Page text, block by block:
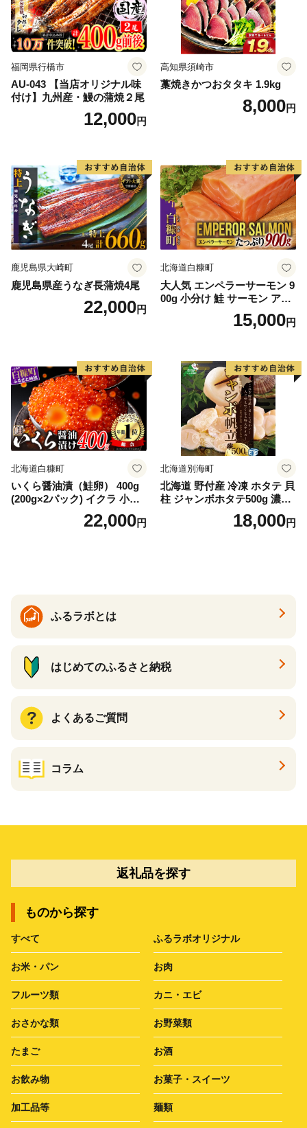
福岡県行橋市
AU-043 【当店オリジナル味
付け】九州産・鰻の蒲焼２尾
12,000円
高知県須崎市
藁焼きかつおタタキ 1.9kg
8,000円
鹿児島県大崎町
鹿児島県産うなぎ長蒲焼4尾
22,000円
北海道白糠町
大人気 エンペラーサーモン 9
00g 小分け 鮭 サーモン アト
ランティックサーモン 水産
庁長官賞 受賞 さけ シャケ し
満足 美味しい 贈答 生食用 刺
身 お刺身 刺し身 魚介類 海鮮
冷凍 厚切り 薄切り ふるさと
納税 ふるさとチョイス チョ
イス 北海道 白糠町
15,000円
北海道白糠町
いくら醤油漬（鮭卵） 400g
(200g×2パック) イクラ 小分
け いくら醤油漬 鮭いくら い
くら醤油漬け 鮭 鮭卵 ikura
22,000円
北海道別海町
北海道 野付産 冷凍 ホタテ 貝
柱 ジャンボホタテ500g 濃厚
な旨味と甘み （ほたて ホタ
テ 帆立 貝柱 ホタテ貝柱 大玉
18,000円
ふるラボとは
はじめてのふるさと納税
よくあるご質問
コラム
返礼品を探す
ものから探す
すべて ふるラボオリジナル
お米・パン お肉
フルーツ類 カニ・エビ
おさかな類 お野菜類
たまご お酒
お飲み物 お菓子・スイーツ
加工品等 麺類